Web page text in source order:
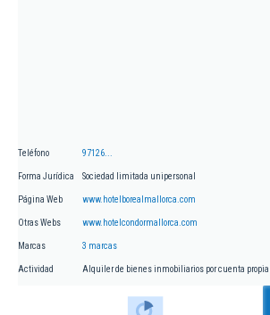
Teléfono 97126...
Forma Jurídica Sociedad limitada unipersonal
Página Web www.hotelborealmallorca.com
Otras Webs www.hotelcondormallorca.com
Marcas 3 marcas
Actividad Alquiler de bienes inmobiliarios por cuenta propia